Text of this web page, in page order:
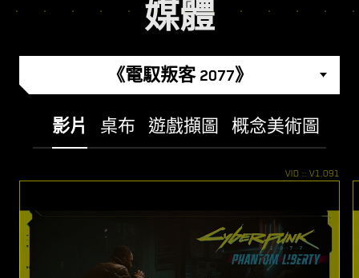
媒體
《電馭叛客 2077》
影片 桌布 遊戲擷圖 概念美術圖